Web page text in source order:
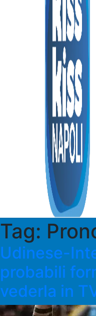
Tag:
Udinese-
probabili
vederla in